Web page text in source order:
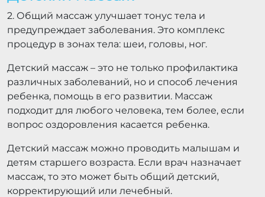
2. Общий массаж улучшает тонус тела и
предупреждает заболевания. Это комплекс
процедур в зонах тела: шеи, головы, ног.
Детский массаж – это не только профилактика
различных заболеваний, но и способ лечения
ребенка, помощь в его развитии. Массаж
подходит для любого человека, тем более, если
вопрос оздоровления касается ребенка.
Детский массаж можно проводить малышам и
детям старшего возраста. Если врач назначает
массаж, то это может быть общий детский,
корректирующий или лечебный.